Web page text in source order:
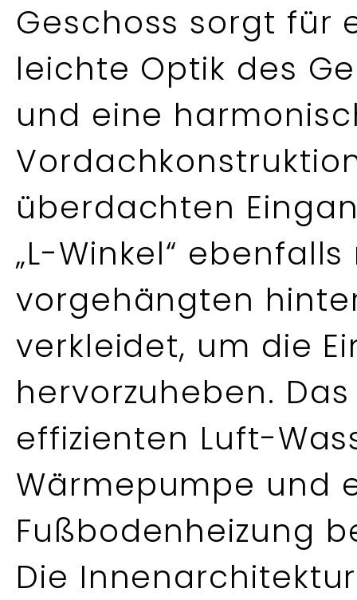
Geschoss sorgt für
leichte Optik des
und eine
überdachten
„L-Winkel“
vorgehängten
verkleidet, um die
hervorzuheben.
effizienten Luft-
Wärmepumpe und
Fußbodenheizung
Die